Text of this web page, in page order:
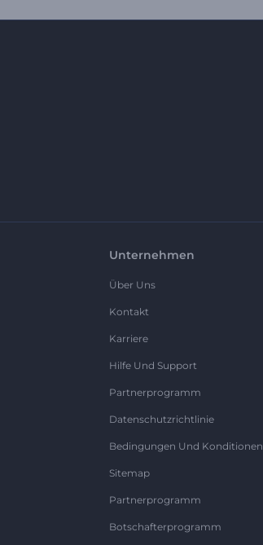
Unternehmen
Über Uns
Kontakt
Karriere
Hilfe Und Support
Partnerprogramm
Datenschutzrichtlinie
Bedingungen Und Konditionen
Sitemap
Partnerprogramm
Botschafterprogramm